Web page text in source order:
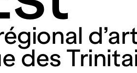
des